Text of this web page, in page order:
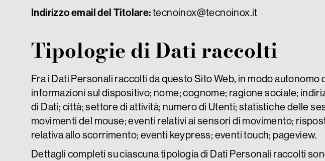
Indirizzo email del Titolare:tecnoinox@tecnoinox.it
Tipologie di Dati raccolti
Fra i Dati Personali raccolti da questo Sito Web, in modo
informazioni sul dispositivo; nome; cognome; ragione sociale;
di Dati; città; settore di attività; numero di Utenti; statistiche delle
movimenti del mouse; eventi relativi ai sensori di movimento;
relativa allo scorrimento; eventi keypress; eventi touch; pageview.
Dettagli completi su ciascuna tipologia di Dati Personali raccolti